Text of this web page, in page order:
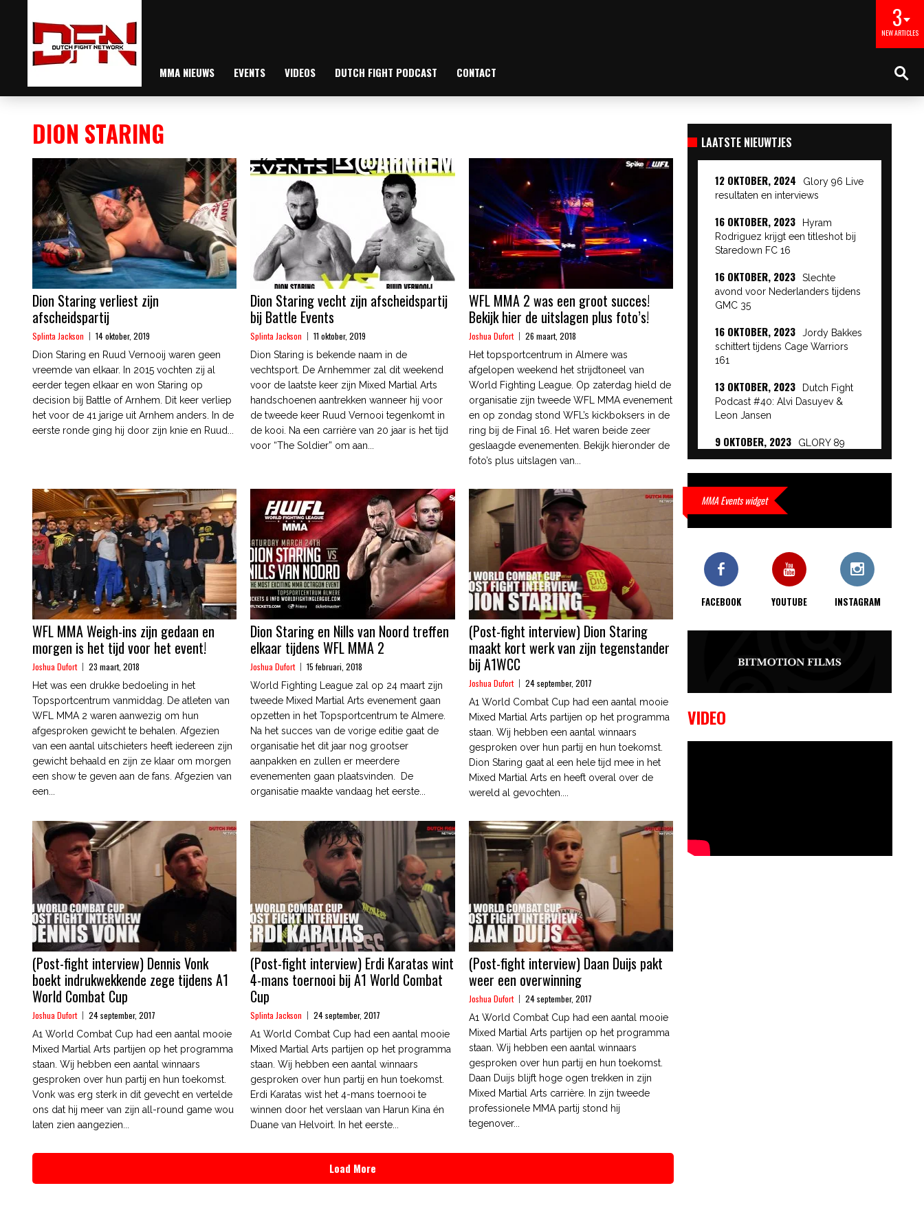
3
NEW ARTICLES
MMA NIEUWS EVENTS VIDEOS DUTCH FIGHT PODCAST CONTACT
DION STARING
Dion Staring verliest zijn
afscheidspartij
Splinta Jackson 14 oktober, 2019
Dion Staring en Ruud Vernooij waren geen
vreemde van elkaar. In 2015 vochten zij al
eerder tegen elkaar en won Staring op
decision bij Battle of Arnhem. Dit keer verliep
het voor de 41 jarige uit Arnhem anders. In de
eerste ronde ging hij door zijn knie en Ruud...
Dion Staring vecht zijn afscheidspartij
bij Battle Events
Splinta Jackson 11 oktober, 2019
Dion Staring is bekende naam in de
vechtsport. De Arnhemmer zal dit weekend
voor de laatste keer zijn Mixed Martial Arts
handschoenen aantrekken wanneer hij voor
de tweede keer Ruud Vernooi tegenkomt in
de kooi. Na een carrière van 20 jaar is het tijd
voor “The Soldier” om aan...
WFL MMA 2 was een groot succes!
Bekijk hier de uitslagen plus foto’s!
Joshua Dufort 26 maart, 2018
Het topsportcentrum in Almere was
afgelopen weekend het strijdtoneel van
World Fighting League. Op zaterdag hield de
organisatie zijn tweede WFL MMA evenement
en op zondag stond WFL’s kickboksers in de
ring bij de Final 16. Het waren beide zeer
geslaagde evenementen. Bekijk hieronder de
foto’s plus uitslagen van...
WFL MMA Weigh-ins zijn gedaan en
morgen is het tijd voor het event!
Joshua Dufort 23 maart, 2018
Het was een drukke bedoeling in het
Topsportcentrum vanmiddag. De atleten van
WFL MMA 2 waren aanwezig om hun
afgesproken gewicht te behalen. Afgezien
van een aantal uitschieters heeft iedereen zijn
gewicht behaald en zijn ze klaar om morgen
een show te geven aan de fans. Afgezien van
een...
Dion Staring en Nills van Noord treffen
elkaar tijdens WFL MMA 2
Joshua Dufort 15 februari, 2018
World Fighting League zal op 24 maart zijn
tweede Mixed Martial Arts evenement gaan
opzetten in het Topsportcentrum te Almere.
Na het succes van de vorige editie gaat de
organisatie het dit jaar nog grootser
aanpakken en zullen er meerdere
evenementen gaan plaatsvinden. De
organisatie maakte vandaag het eerste...
(Post-fight interview) Dion Staring
maakt kort werk van zijn tegenstander
bij A1WCC
Joshua Dufort 24 september, 2017
A1 World Combat Cup had een aantal mooie
Mixed Martial Arts partijen op het programma
staan. Wij hebben een aantal winnaars
gesproken over hun partij en hun toekomst.
Dion Staring gaat al een hele tijd mee in het
Mixed Martial Arts en heeft overal over de
wereld al gevochten....
(Post-fight interview) Dennis Vonk
boekt indrukwekkende zege tijdens A1
World Combat Cup
Joshua Dufort 24 september, 2017
A1 World Combat Cup had een aantal mooie
Mixed Martial Arts partijen op het programma
staan. Wij hebben een aantal winnaars
gesproken over hun partij en hun toekomst.
Vonk was erg sterk in dit gevecht en vertelde
ons dat hij meer van zijn all-round game wou
laten zien aangezien...
(Post-fight interview) Erdi Karatas wint
4-mans toernooi bij A1 World Combat
Cup
Splinta Jackson 24 september, 2017
A1 World Combat Cup had een aantal mooie
Mixed Martial Arts partijen op het programma
staan. Wij hebben een aantal winnaars
gesproken over hun partij en hun toekomst.
Erdi Karatas wist het 4-mans toernooi te
winnen door het verslaan van Harun Kina én
Duane van Helvoirt. In het eerste...
(Post-fight interview) Daan Duijs pakt
weer een overwinning
Joshua Dufort 24 september, 2017
A1 World Combat Cup had een aantal mooie
Mixed Martial Arts partijen op het programma
staan. Wij hebben een aantal winnaars
gesproken over hun partij en hun toekomst.
Daan Duijs blijft hoge ogen trekken in zijn
Mixed Martial Arts carrière. In zijn tweede
professionele MMA partij stond hij
tegenover...
Load More
LAATSTE NIEUWTJES
12 OKTOBER, 2024
Glory 96 Live
resultaten en interviews
16 OKTOBER, 2023
Hyram
Rodriguez krijgt een titleshot bij
Staredown FC 16
16 OKTOBER, 2023
Slechte
avond voor Nederlanders tijdens
GMC 35
16 OKTOBER, 2023
Jordy Bakkes
schittert tijdens Cage Warriors
161
13 OKTOBER, 2023
Dutch Fight
Podcast #40: Alvi Dasuyev &
Leon Jansen
9 OKTOBER, 2023
GLORY 89
Beatdown 9 Event Results
interviews hier
9 OKTOBER, 2023
Alvi Dasuyev
gemaakt is…
9 OKTOBER, 2023
CWA Lowlands 7
MMA Events widget
FACEBOOK YOUTUBE INSTAGRAM
VIDEO